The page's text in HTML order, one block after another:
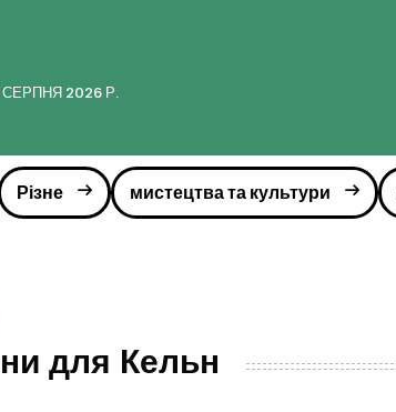
2026 Р.
Різне мистецтва та культури
для Кельн